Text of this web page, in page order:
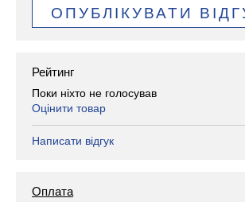
ОПУБЛІКУВАТИ
Рейтинг
Поки ніхто не голосував
Оцінити товар
Написати відгук
Оплата